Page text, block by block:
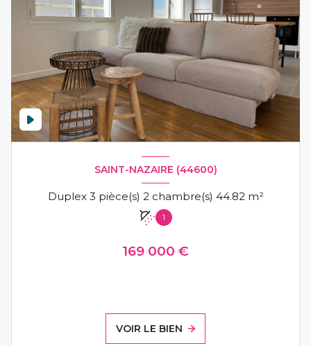
SAINT-NAZAIRE (44600)
Duplex 3 pièce(s) 2 chambre(s) 44.82 m²
1
169 000 €
VOIR LE BIEN